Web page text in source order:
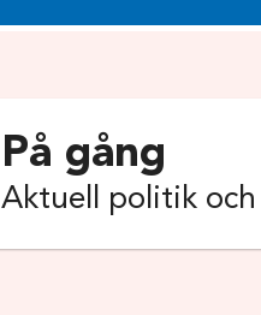
På gång
Aktuell politik